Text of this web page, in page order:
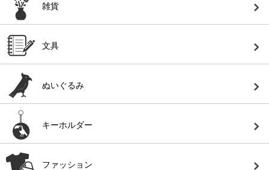
雑貨
文具
ぬいぐるみ
キーホルダー
ファッション